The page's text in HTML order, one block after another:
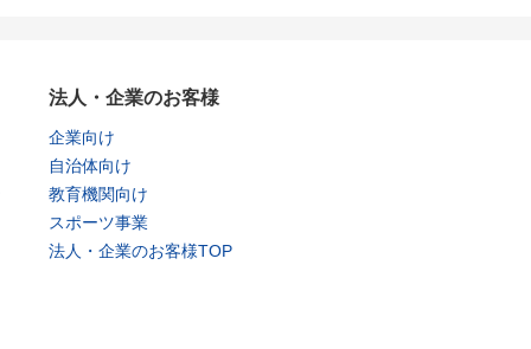
法人・企業のお客様
企業向け
自治体向け
教育機関向け
スポーツ事業
法人・企業のお客様TOP